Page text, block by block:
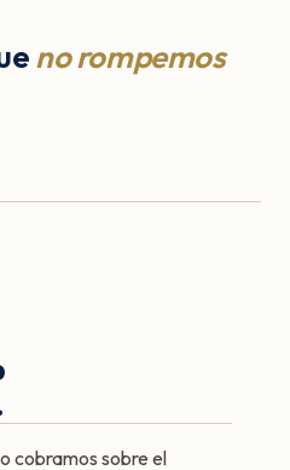
no rompemos
cobramos sobre el